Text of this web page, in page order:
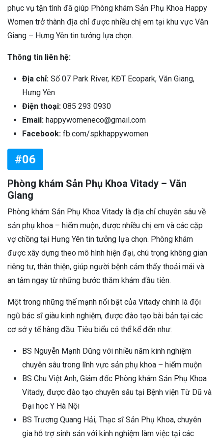
phục vụ tận tình đã giúp Phòng khám Sản Phụ Khoa Happy
Women trở thành địa chỉ được nhiều chị em tại khu vực Văn
Giang – Hưng Yên tin tưởng lựa chọn.
Thông tin liên hệ:
Địa chỉ: Số 07 Park River, KĐT Ecopark, Văn Giang,
Hưng Yên
Điện thoại: 085 293 0930
Email: happywomeneco@gmail.com
Facebook: fb.com/spkhappywomen
#06
Phòng khám Sản Phụ Khoa Vitady – Văn
Giang
Phòng khám Sản Phụ Khoa Vitady là địa chỉ chuyên sâu về
sản phụ khoa – hiếm muộn, được nhiều chị em và các cặp
vợ chồng tại Hưng Yên tin tưởng lựa chọn. Phòng khám
được xây dựng theo mô hình hiện đại, chú trọng không gian
riêng tư, thân thiện, giúp người bệnh cảm thấy thoải mái và
an tâm ngay từ những bước thăm khám đầu tiên.
Một trong những thế mạnh nổi bật của Vitady chính là đội
ngũ bác sĩ giàu kinh nghiệm, được đào tạo bài bản tại các
cơ sở y tế hàng đầu. Tiêu biểu có thể kể đến như:
BS Nguyễn Mạnh Dũng với nhiều năm kinh nghiệm
chuyên sâu trong lĩnh vực sản phụ khoa – hiếm muộn
BS Chu Việt Anh, Giám đốc Phòng khám Sản Phụ Khoa
Vitady, được đào tạo chuyên sâu tại Bệnh viện Từ Dũ và
Đại học Y Hà Nội
BS Trương Quang Hải, Thạc sĩ Sản Phụ Khoa, chuyên
gia hỗ trợ sinh sản với kinh nghiệm làm việc tại các